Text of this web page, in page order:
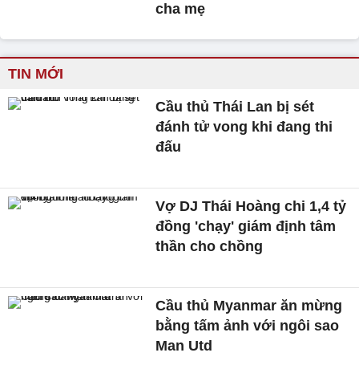
cha mẹ
TIN MỚI
Cầu thủ Thái Lan bị sét
đánh tử vong khi đang thi
đấu
Vợ DJ Thái Hoàng chi 1,4 tỷ
đồng 'chạy' giám định tâm
thần cho chồng
Cầu thủ Myanmar ăn mừng
bằng tấm ảnh với ngôi sao
Man Utd